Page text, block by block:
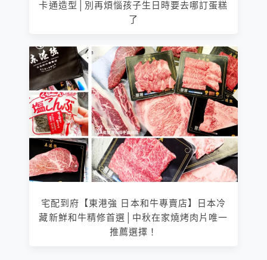
卡通造型│別再煩惱孩子生日時要去哪訂蛋糕
了
宅配到府【東港強 日本和牛專賣店】日本冷
藏新鮮和牛精修首選│中秋在家燒烤肉片唯一
推薦選擇！